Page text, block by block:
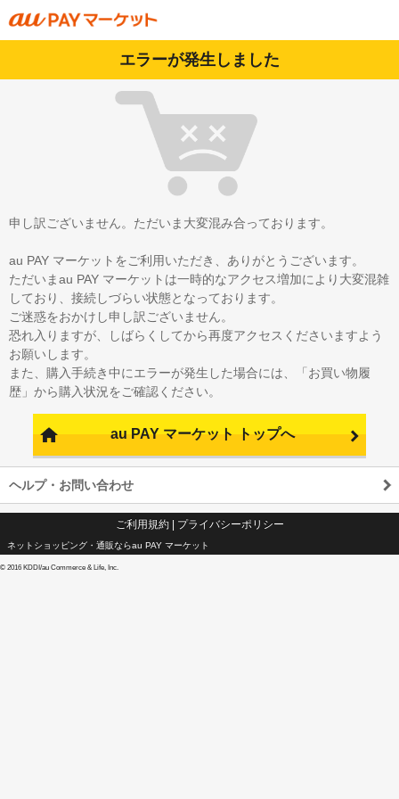
エラーが発生しました
申し訳ございません。ただいま大変混み合っております。
au PAY マーケットをご利用いただき、ありがとうございます。
ただいまau PAY マーケットは一時的なアクセス増加により大変混雑
しており、接続しづらい状態となっております。
ご迷惑をおかけし申し訳ございません。
恐れ入りますが、しばらくしてから再度アクセスくださいますよう
お願いします。
また、購入手続き中にエラーが発生した場合には、「お買い物履
歴」から購入状況をご確認ください。
au PAY マーケット トップへ
ヘルプ・お問い合わせ
ご利用規約| プライバシーポリシー
ネットショッピング・通販ならau PAY マーケット
© 2016 KDDI/au Commerce & Life, Inc.